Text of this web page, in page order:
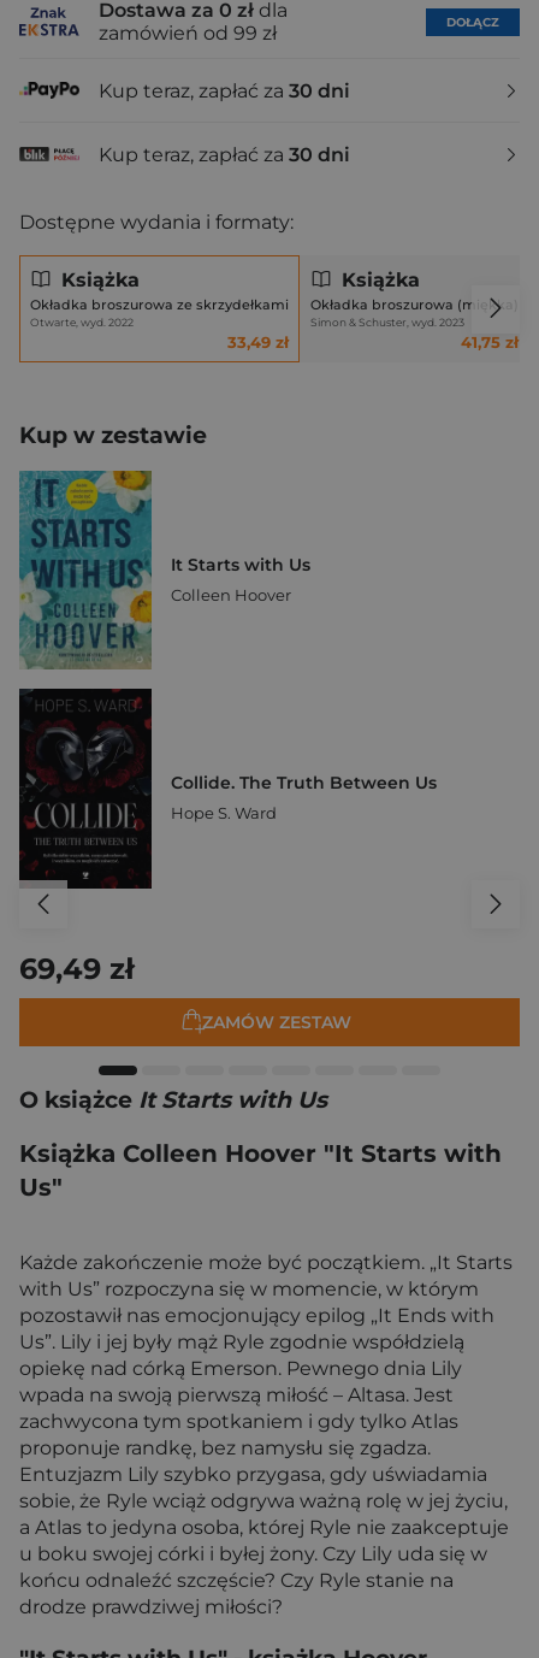
Dostawa za 0 zł dla
zamówień od 99 zł
DOŁĄCZ
Kup teraz, zapłać za 30 dni
Kup teraz, zapłać za 30 dni
Dostępne wydania i formaty:
Książka
Okładka broszurowa ze skrzydełkami
Otwarte, wyd. 2022
33,49 zł
Książka
Okładka broszurowa (miękka)
Simon & Schuster, wyd. 2023
41,75 zł
Kup w zestawie
It Starts with Us
Colleen Hoover
Collide. The Truth Between Us
Hope S. Ward
69,49 zł
ZAMÓW ZESTAW
O książce It Starts with Us
Książka Colleen Hoover "It Starts with
Us"
Każde zakończenie może być początkiem. „It Starts
with Us” rozpoczyna się w momencie, w którym
pozostawił nas emocjonujący epilog „It Ends with
Us”. Lily i jej były mąż Ryle zgodnie współdzielą
opiekę nad córką Emerson. Pewnego dnia Lily
wpada na swoją pierwszą miłość – Altasa. Jest
zachwycona tym spotkaniem i gdy tylko Atlas
proponuje randkę, bez namysłu się zgadza.
Entuzjazm Lily szybko przygasa, gdy uświadamia
sobie, że Ryle wciąż odgrywa ważną rolę w jej życiu,
a Atlas to jedyna osoba, której Ryle nie zaakceptuje
u boku swojej córki i byłej żony. Czy Lily uda się w
końcu odnaleźć szczęście? Czy Ryle stanie na
drodze prawdziwej miłości?